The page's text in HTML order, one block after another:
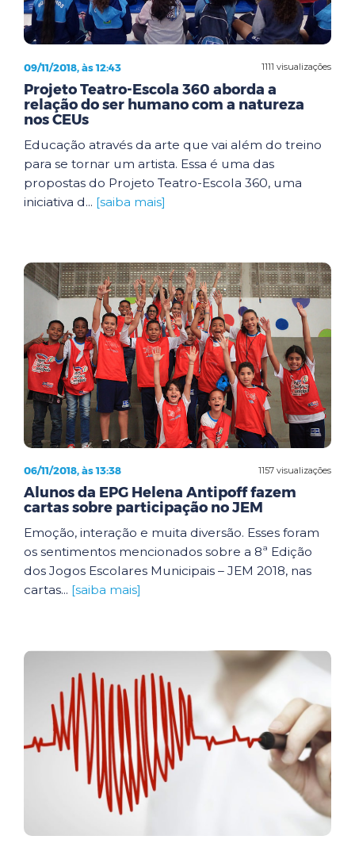
1111 visualizações
09/11/2018, às 12:43
Projeto Teatro-Escola 360 aborda a
relação do ser humano com a natureza
nos CEUs
Educação através da arte que vai além do treino
para se tornar um artista. Essa é uma das
propostas do Projeto Teatro-Escola 360, uma
iniciativa d... [saiba mais]
1157 visualizações
06/11/2018, às 13:38
Alunos da EPG Helena Antipoff fazem
cartas sobre participação no JEM
Emoção, interação e muita diversão. Esses foram
os sentimentos mencionados sobre a 8ª Edição
dos Jogos Escolares Municipais – JEM 2018, nas
cartas... [saiba mais]